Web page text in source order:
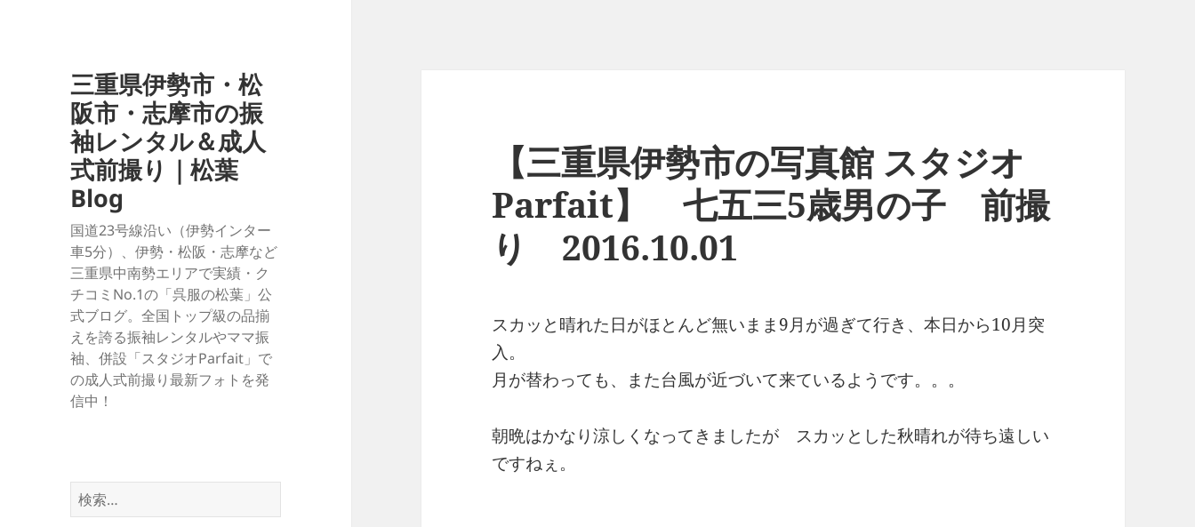
三重県伊勢市・松
阪市・志摩市の振
袖レンタル＆成人
式前撮り｜松葉
Blog
国道23号線沿い（伊勢インター
車5分）、伊勢・松阪・志摩など
三重県中南勢エリアで実績・ク
チコミNo.1の「呉服の松葉」公
式ブログ。全国トップ級の品揃
えを誇る振袖レンタルやママ振
袖、併設「スタジオParfait」で
の成人式前撮り最新フォトを発
信中！
検
索:
【三重県伊勢市の写真館 スタジオ
Parfait】 七五三5歳男の子 前撮
り 2016.10.01
スカッと晴れた日がほとんど無いまま9月が過ぎて行き、本日から10月突
入。
月が替わっても、また台風が近づいて来ているようです。。。
朝晩はかなり涼しくなってきましたが スカッとした秋晴れが待ち遠しい
ですねぇ。